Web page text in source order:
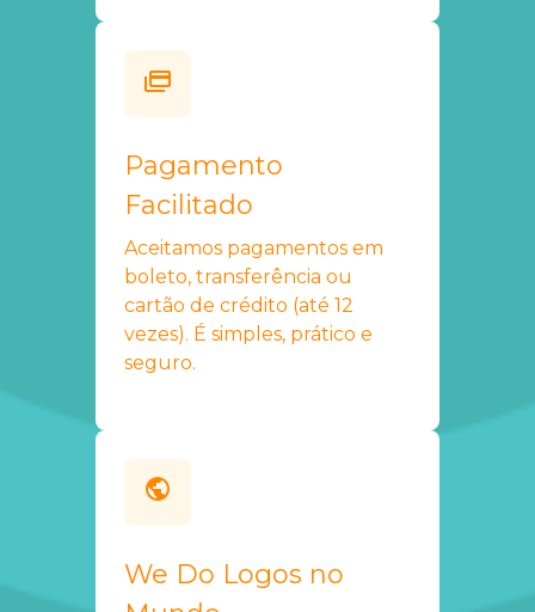
Pagamento
Facilitado
Aceitamos pagamentos em
boleto, transferência ou
cartão de crédito (até 12
vezes). É simples, prático e
seguro.
We Do Logos no